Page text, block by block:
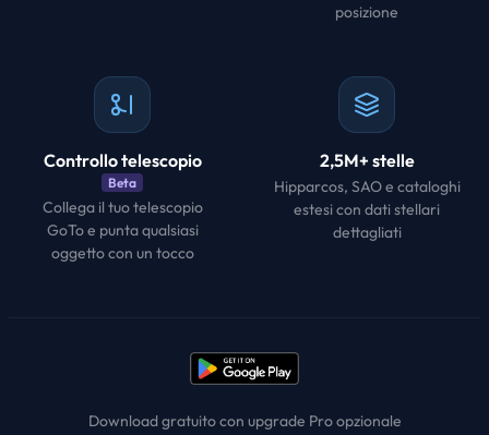
posizione
Controllo telescopio
Beta
Collega il tuo telescopio
GoTo e punta qualsiasi
oggetto con un tocco
2,5M+ stelle
Hipparcos, SAO e cataloghi
estesi con dati stellari
dettagliati
Download gratuito con upgrade Pro opzionale